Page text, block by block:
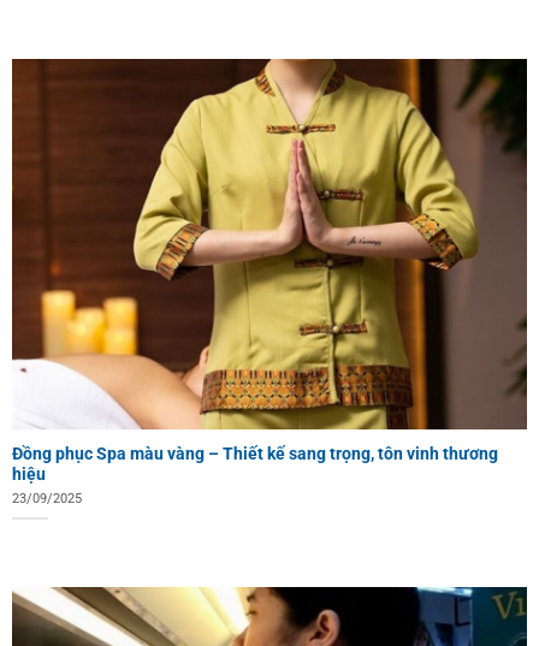
Đồng phục Spa màu vàng – Thiết kế sang trọng, tôn vinh thương
hiệu
23/09/2025